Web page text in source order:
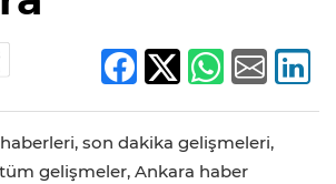
son dakika gelişmeleri,
gelişmeler, Ankara haber